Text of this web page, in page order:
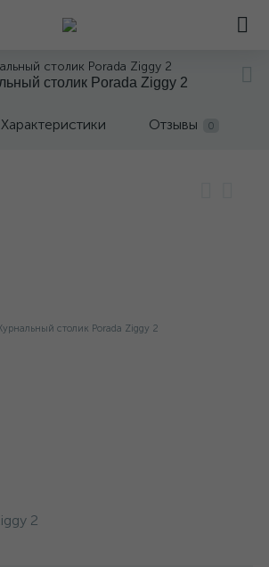
столик Porada Ziggy 2
столик Porada Ziggy 2
Характеристики Отзывы 0
2